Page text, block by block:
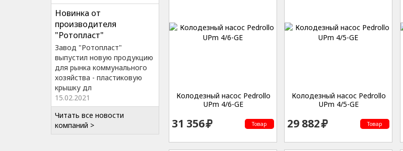
Новинка от
производителя
"Ротопласт"
Завод "Ротопласт"
выпустил новую продукцию
для рынка коммунального
хозяйства - пластиковую
крышку дл
15.02.2021
Читать все новости
компаний >
Колодезный насос Pedrollo
UPm 4/6-GE
31 356 Товар
Колодезный насос Pedrollo
UPm 4/5-GE
29 882 Товар